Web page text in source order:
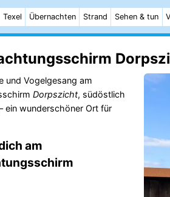
Texel Übernachten Strand Sehen & tun
und Vogelgesang am
Dorpszicht, südöstlich
ein wunderschöner Ort für
am